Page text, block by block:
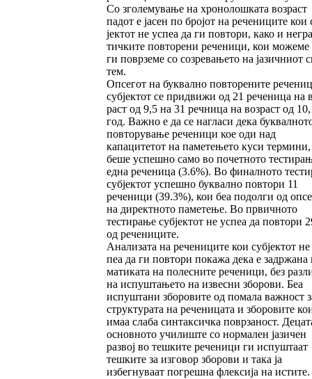
Со зголемување на хронолошката возраст
падот е јасен по бројот на речениците
јектот не успеа да ги повтори, како и
тич­ките повторени реченици, кои мо­же­ме
ги поврземе со созревањето на јазич­ниот
тем.
Опсегот на буквално повторените
субјектот се придвижи од 21 реченица на
раст од 9,5 на 31 речница на возраст од
год. Важно е да се нагласи дека
пов­торување реченици кое оди над
капацитетот на паметењето куси термини,
беше успешно са­мо во почетното
една реченица (3.6%). Во финалното
субјектот ус­пешно буквално повтори 11
реченици (39.3%), кои беа подолги од
на директното па­ме­тење. Во првичното
тестирање субјектот не ус­пеа да повтори
од речениците.
Анализата на речениците кои субјектот
пеа да ги повтори покажа дека е
ма­тиката на полесните реченици, без
на испуштањето на извесни зборови. Беа
испушта­ни зборовите од помала важност
структурата на реченицата и зборовите
имаа слаба син­так­сичка поврзаност.
основното учи­лиште со нормален јазичен
развој во тешките реченици ги испуштаат
тешките за изговор збо­рови и така ја
избегнуваат погрешна флексија на